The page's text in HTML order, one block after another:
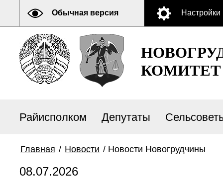
Обычная версия Настройки
КОМИТЕТ
Райисполком Депутаты
Главная / Новости / Новости Новогрудчины
08.07.2026